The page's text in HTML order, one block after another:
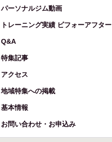
パーソナルジム動画
トレーニング実績 ビフォーアフター
Q&A
特集記事
アクセス
地域特集への掲載
基本情報
お問い合わせ・お申込み